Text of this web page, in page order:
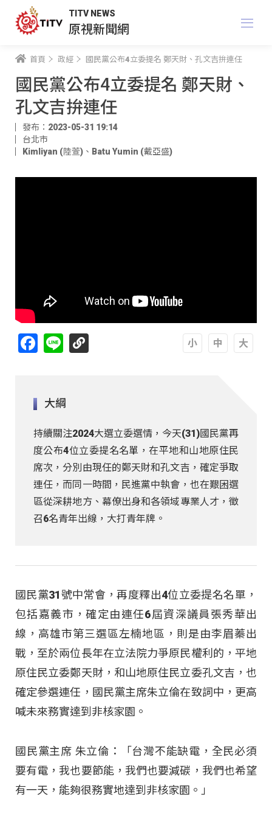
TITV NEWS
原視新聞網
首頁 政經 國民黨公布4立委提名 鄭天財、孔文吉拚連任
國民黨公布4立委提名 鄭天財、
孔文吉拚連任
發布：2023-05-31 19:14
台北市
Kimliyan (陸萱) 、 Batu Yumin (戴亞盛)
Facebook
Line
大綱
持續關注2024大選立委選情，今天(31)國民黨再
度公布4位立委提名名單，在平地和山地原住民
席次，分別由現任的鄭天財和孔文吉，確定爭取
連任，而同一時間，民進黨中執會，也在艱困選
區從深耕地方、幕僚出身和各領域專業人才，徵
召6名青年出線，大打青年牌。
國民黨31號中常會，再度釋出4位立委提名名單，
包括嘉義市，確定由連任6屆資深議員張秀華出
線，高雄市第三選區左楠地區，則是由李眉蓁出
戰，至於兩位長年在立法院力爭原民權利的，平地
原住民立委鄭天財，和山地原住民立委孔文吉，也
確定參選連任，國民黨主席朱立倫在致詞中，更高
喊未來務實達到非核家園。
國民黨主席 朱立倫：「台灣不能缺電，全民必須
要有電，我也要節能，我們也要減碳，我們也希望
有一天，能夠很務實地達到非核家園。」